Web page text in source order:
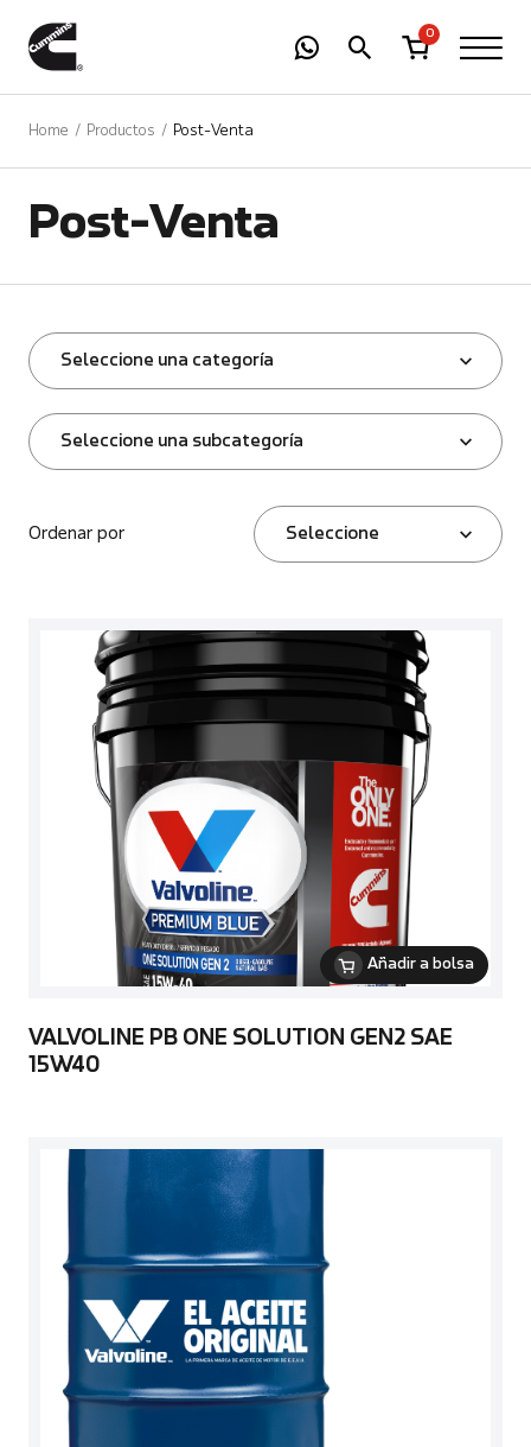
0
Home Productos Post-Venta
Post-Venta
Seleccione una categoría
Seleccione una subcategoría
Ordenar por Seleccione
Añadir a bolsa
VALVOLINE PB ONE SOLUTION GEN2 SAE
15W40